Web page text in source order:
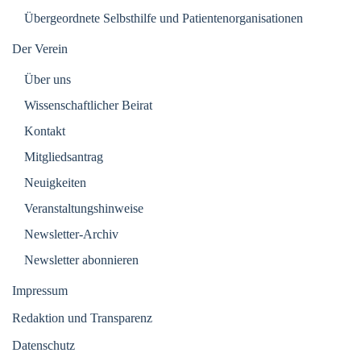
Übergeordnete Selbsthilfe und Patientenorganisationen
Der Verein
Über uns
Wissenschaftlicher Beirat
Kontakt
Mitgliedsantrag
Neuigkeiten
Veranstaltungshinweise
Newsletter-Archiv
Newsletter abonnieren
Impressum
Redaktion und Transparenz
Datenschutz